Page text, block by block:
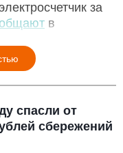
за
в
спасли от
сбережений